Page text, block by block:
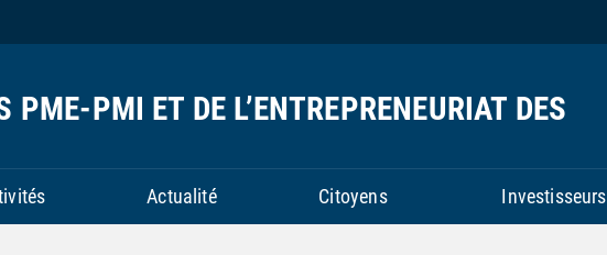
PMI ET DE L’ENTREPRENEURIAT DES
Actualité Citoyens Investisseurs